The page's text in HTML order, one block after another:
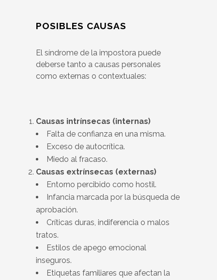
POSIBLES CAUSAS
El síndrome de la impostora puede
deberse tanto a causas personales
como externas o contextuales:
Causas intrínsecas (internas)
Falta de confianza en una misma.
Exceso de autocrítica.
Miedo al fracaso.
Causas extrínsecas (externas)
Entorno percibido como hostil.
Infancia marcada por la búsqueda de
aprobación.
Críticas duras, indiferencia o malos
tratos.
Estilos de apego emocional
inseguros.
Etiquetas familiares que afectan la